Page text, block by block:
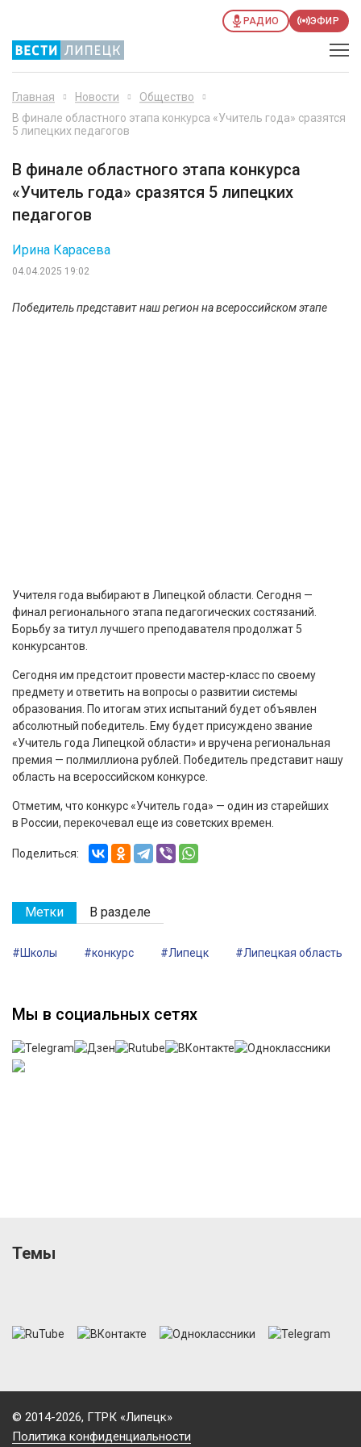
РАДИО ЭФИР
Главная Новости
Общество
В финале областного этапа конкурса «Учитель года» сразятся
5 липецких педагогов
В финале областного этапа конкурса
«Учитель года» сразятся 5 липецких
педагогов
04.04.2025 19:02
Ирина Карасева
Победитель представит наш регион на всероссийском этапе
Учителя года выбирают в Липецкой области. Сегодня —
финал регионального этапа педагогических состязаний.
Борьбу за титул лучшего преподавателя продолжат 5
конкурсантов.
Сегодня им предстоит провести мастер-класс по своему
предмету и ответить на вопросы о развитии системы
образования. По итогам этих испытаний будет объявлен
абсолютный победитель. Ему будет присуждено звание
«Учитель года Липецкой области» и вручена региональная
премия — полмиллиона рублей. Победитель представит нашу
область на всероссийском конкурсе.
Отметим, что конкурс «Учитель года» — один из старейших
в России, перекочевал еще из советских времен.
Поделиться:
Метки В разделе
#Школы #конкурс #Липецк #Липецкая область
Мы в социальных сетях
Темы
© 2014-2026, ГТРК «Липецк»
Политика конфиденциальности